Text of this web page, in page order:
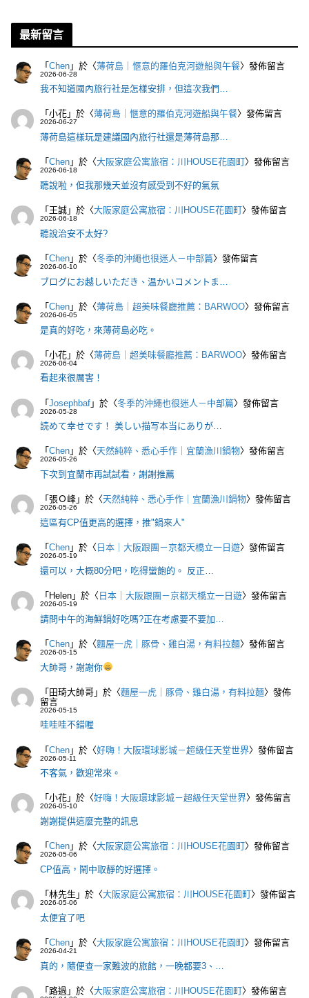
最新留言
「Chen 」於〈薄荷島｜愜意的羅伯克河遊船與午餐〉發佈留言
2026-06-28
我不知道國內旅行社是怎樣安排，但這次我們…
「小花 」於〈薄荷島｜愜意的羅伯克河遊船與午餐〉發佈留言
2026-06-27
薄荷島這樣玩是建議國內旅行社還是薄荷島那…
「Chen 」於〈大阪家庭公寓旅宿：川HOUSE花園町〉發佈留言
2026-06-18
聽說啦，但我那幾天並沒有感受到不好的氣氛
「 王誠 」於〈大阪家庭公寓旅宿：川HOUSE花園町〉發佈留言
2026-06-18
聽說治安不太好?
「Chen 」於〈冬季的沖繩也很迷人－中部篇〉發佈留言
2026-06-10
ブログにお越しいただき、温かいコメントま…
「Chen 」於〈薄荷島｜超美味餐廳推薦：BARWOO〉發佈留言
2026-06-05
是真的好吃，來薄荷島必吃。
「小花 」於〈薄荷島｜超美味餐廳推薦：BARWOO〉發佈留言
2026-06-04
看起來很厲害！
「Josephbaf 」於〈冬季的沖繩也很迷人－中部篇〉發佈留言
2026-05-28
読めて幸せです！ 美しい描写本当にありが…
「Chen 」於〈天然純粹、悉心手作｜宜蘭漁川鍋物〉發佈留言
2026-05-26
下次到宜蘭市再試試看，謝謝推薦
「張Ｏ峰 」於〈天然純粹、悉心手作｜宜蘭漁川鍋物〉發佈留言
2026-05-26
這區有CP值更高的選擇，推"鍋來人"
「Chen 」於〈 日本｜大阪跟團－京都天橋立一日遊〉發佈留言
2026-05-19
還可以，大概80分吧，吃得蠻飽的。 反正…
「 Helen 」於〈 日本｜大阪跟團－京都天橋立一日遊〉發佈留言
2026-05-19
請問中午的海鮮鍋好吃嗎?正在考慮要不要加…
「Chen 」於〈麵屋一虎｜豚骨、雞白湯，有料拉麵〉發佈留言
2026-05-15
大帥哥，謝謝你
「田琦大帥哥 」於〈麵屋一虎｜豚骨、雞白湯，有料拉麵〉發佈
留言
2026-05-15
哇哇哇不錯喔
「Chen 」於〈好嗨！大阪環球影城－超級任天堂世界〉發佈留言
2026-05-11
不客氣，歡迎常來。
「小花 」於〈好嗨！大阪環球影城－超級任天堂世界〉發佈留言
2026-05-10
謝謝提供這麼完整的訊息
「Chen 」於〈大阪家庭公寓旅宿：川HOUSE花園町〉發佈留言
2026-05-06
CP值高，鬧中取靜的好選擇。
「林先生 」於〈大阪家庭公寓旅宿：川HOUSE花園町〉發佈留言
2026-05-06
太便宜了吧
「Chen 」於〈大阪家庭公寓旅宿：川HOUSE花園町〉發佈留言
2026-04-21
真的，隨便查一家難波的旅館，一晚都要3、…
「 路過 」於〈大阪家庭公寓旅宿：川HOUSE花園町〉發佈留言